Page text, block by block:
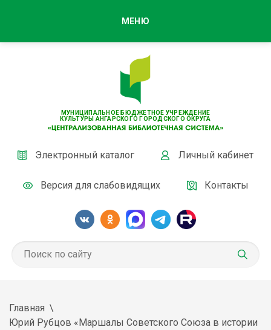
МУНИЦИПАЛЬНОЕ БЮДЖЕТНОЕ УЧРЕЖДЕНИЕ
КУЛЬТУРЫ АНГАРСКОГО ГОРОДСКОГО ОКРУГА
Электронный каталог Личный кабинет
Версия для слабовидящих Контакты
МЕНЮ
Главная
Юрий Рубцов «Маршалы Советского Союза в истории